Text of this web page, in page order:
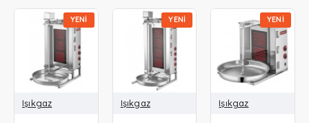
YENI
Işıkgaz
YENI
Işıkgaz
YENI
Işıkgaz